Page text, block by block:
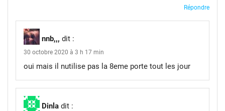
Répondre
nnb,,, dit :
30 octobre 2020 à 3 h 17 min
oui mais il nutilise pas la 8eme porte tout les jour
Dinla dit :